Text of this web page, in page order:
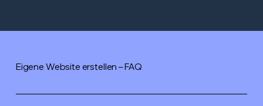
Eigene Website erstellen – FAQ